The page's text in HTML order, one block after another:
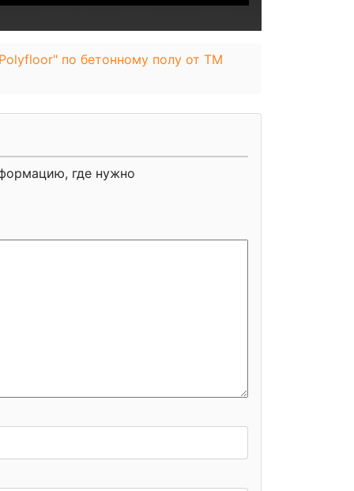
по бетонному полу от ТМ
где нужно